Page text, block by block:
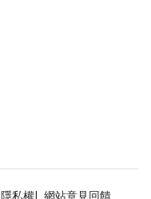
隱私權 網站意見回饋